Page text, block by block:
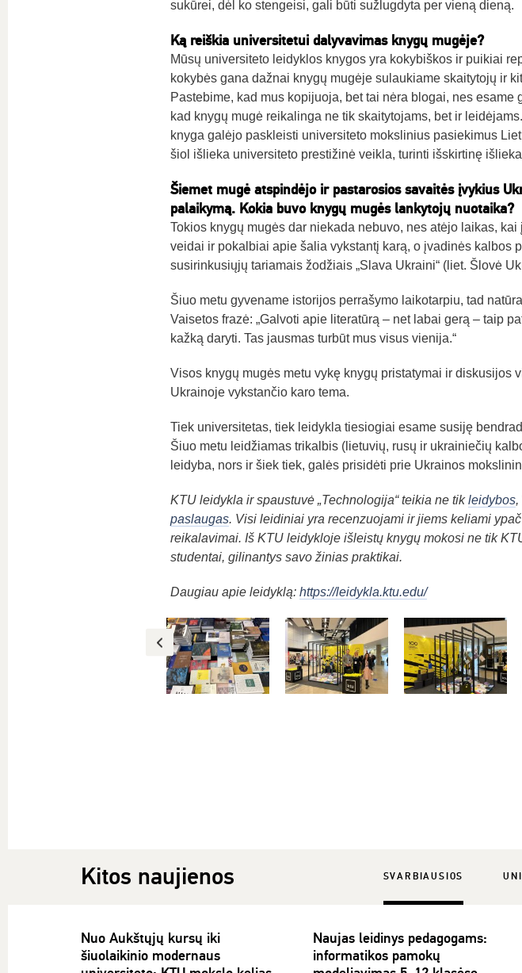
sukūrei, dėl ko stengeisi, gali būti sužlugdyta per vieną dieną.
Ką reiškia universitetui dalyvavimas knygų mugėje?
Mūsų universiteto leidyklos knygos yra kokybiškos ir puikiai
kokybės gana dažnai knygų mugėje sulaukiame skaitytojų ir
Pastebime, kad mus kopijuoja, bet tai nėra blogai, nes esame
kad knygų mugė reikalinga ne tik skaitytojams, bet ir
knyga galėjo paskleisti universiteto mokslinius pasiekimus
šiol išlieka universiteto prestižinė veikla, turinti išskirtinę
Šiemet mugė atspindėjo ir pastarosios savaitės įvykius
palaikymą. Kokia buvo knygų mugės lankytojų nuotaika?
Tokios knygų mugės dar niekada nebuvo, nes atėjo laikas,
veidai ir pokalbiai apie šalia vykstantį karą, o įvadinės kalbos
susirinkusiųjų tariamais žodžiais „Slava Ukraini“ (liet. Šlovė
Šiuo metu gyvename istorijos perrašymo laikotarpiu, tad
Vaisetos frazė: „Galvoti apie literatūrą – net labai gerą – taip
kažką daryti. Tas jausmas turbūt mus visus vienija.“
Visos knygų mugės metu vykę knygų pristatymai ir diskusijos
Ukrainoje vykstančio karo tema.
Tiek universitetas, tiek leidykla tiesiogiai esame susiję
Šiuo metu leidžiamas trikalbis (lietuvių, rusų ir ukrainiečių
leidyba, nors ir šiek tiek, galės prisidėti prie Ukrainos
KTU leidykla ir spaustuvė „Technologija“ teikia ne tikleidybos,
paslaugas. Visi leidiniai yra recenzuojami ir jiems keliami
reikalavimai. Iš KTU leidykloje išleistų knygų mokosi ne tik
studentai, gilinantys savo žinias praktikai.
Daugiau apie leidyklą: https://leidykla.ktu.edu/
Kitos naujienos SVARBIAUSIOS
Nuo Aukštųjų kursų iki
šiuolaikinio modernaus
Naujas leidinys pedagogams:
informatikos pamokų